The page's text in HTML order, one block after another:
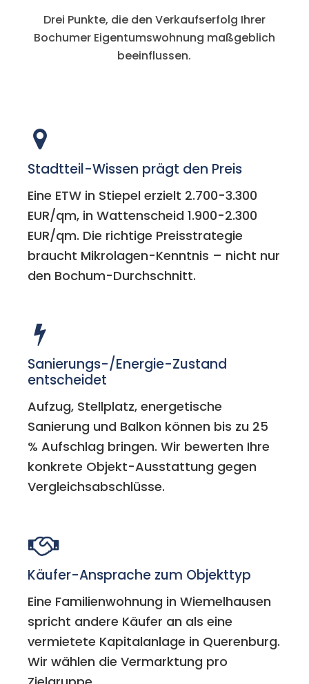
Drei Punkte, die den Verkaufserfolg Ihrer
Bochumer Eigentumswohnung maßgeblich
beeinflussen.
Stadtteil-Wissen prägt den Preis
Eine ETW in Stiepel erzielt 2.700-3.300
EUR/qm, in Wattenscheid 1.900-2.300
EUR/qm. Die richtige Preisstrategie
braucht Mikrolagen-Kenntnis – nicht nur
den Bochum-Durchschnitt.
Sanierungs-/Energie-Zustand
entscheidet
Aufzug, Stellplatz, energetische
Sanierung und Balkon können bis zu 25
% Aufschlag bringen. Wir bewerten Ihre
konkrete Objekt-Ausstattung gegen
Vergleichsabschlüsse.
Käufer-Ansprache zum Objekttyp
Eine Familienwohnung in Wiemelhausen
spricht andere Käufer an als eine
vermietete Kapitalanlage in Querenburg.
Wir wählen die Vermarktung pro